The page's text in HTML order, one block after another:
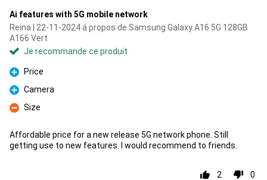
Ai features with 5G mobile network
Reina | 22-11-2024 á propos de Samsung Galaxy A16 5G 128GB
A166 Vert
Je recommande ce produit
Pour
Price
Pour
Camera
Contre
Size
Affordable price for a new release 5G network phone. Still
getting use to new features. I would recommend to friends.
2 0